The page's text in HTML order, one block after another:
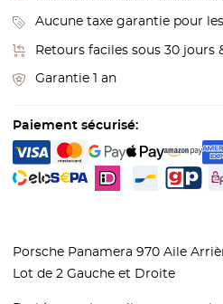
Aucune taxe garantie pour
Retours faciles sous 30
Garantie 1 an
Paiement sécurisé:
Porsche Panamera 970 Aile
Lot de 2 Gauche et Droite